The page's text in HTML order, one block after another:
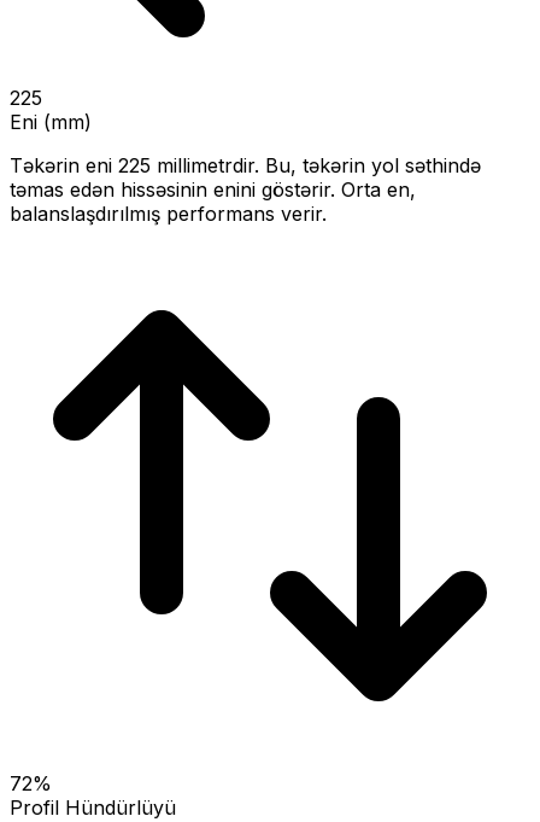
225
Eni (mm)
Təkərin eni 225 millimetrdir. Bu, təkərin yol səthində
təmas edən hissəsinin enini göstərir. Orta en,
balanslaşdırılmış performans verir.
72%
Profil Hündürlüyü